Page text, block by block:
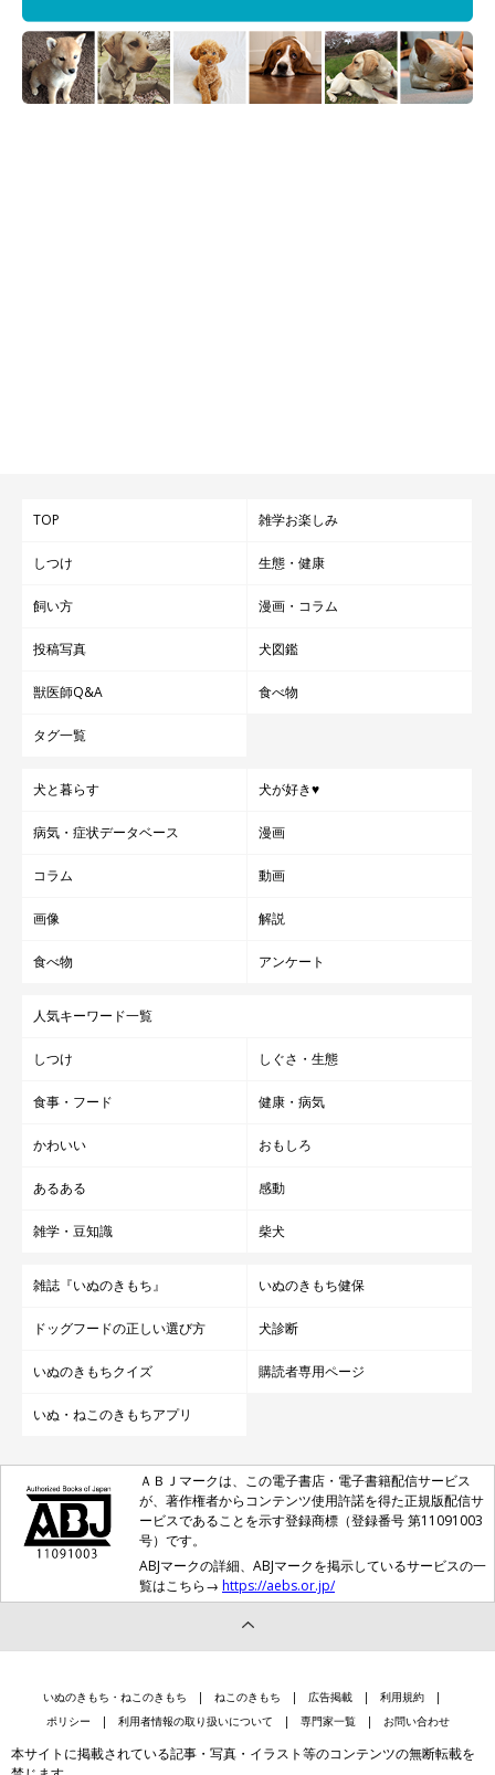
ね♪
「ガムは俺の相棒だぜ！！」
ーー飼い主さんから見て、銀次くんはどんな性格のコでしょう
か？
飼い主さん：
るときは、スマホを向けただけでスマホに噛みつこうとすること
も！『俺の物は俺の物、他人の物も俺の物』
いてありますよね♪
TOP 雑学お楽しみ
しつけ 生態・健康
飼い方 漫画・コラム
投稿写真 犬図鑑
獣医師Q&A 食べ物
タグ一覧
犬と暮らす 犬が好き♥
病気・症状データベース 漫画
コラム 動画
画像 解説
食べ物 アンケート
人気キーワード一覧
しつけ しぐさ・生態
食事・フード 健康・病気
かわいい おもしろ
あるある 感動
雑学・豆知識 柴犬
雑誌『いぬのきもち』 いぬのきもち健保
ドッグフードの正しい選び方 犬診断
いぬのきもちクイズ 購読者専用ページ
いぬ・ねこのきもちアプリ
ＡＢＪマークは、この電子書店・電子書籍配信サービス
が、著作権者からコンテンツ使用許諾を得た正規版配信サ
ービスであることを示す登録商標（登録番号 第11091003
号）です。
ABJマークの詳細、ABJマークを掲示しているサービスの一
覧はこちら→ https://aebs.or.jp/
いぬのきもち・ねこのきもち ねこのきもち 広告掲載
利用規約
ポリシー
利用者情報の取り扱いについて 専門家一覧 お問い合わせ
本サイトに掲載されている記事・写真・イラスト等のコンテンツの無断転載を